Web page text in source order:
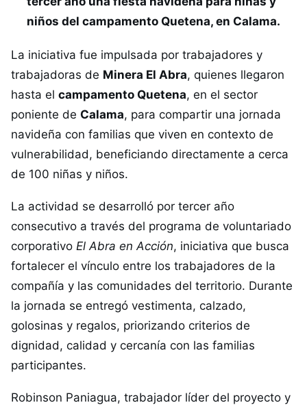
niños del campamento Quetena, en Calama.
La iniciativa fue impulsada por trabajadores y
trabajadoras de Minera El Abra, quienes llegaron
hasta el campamento Quetena, en el sector
poniente de Calama, para compartir una jornada
navideña con familias que viven en contexto de
vulnerabilidad, beneficiando directamente a cerca
de 100 niñas y niños.
La actividad se desarrolló por tercer año
consecutivo a través del programa de voluntariado
corporativo El Abra en Acción, iniciativa que busca
fortalecer el vínculo entre los trabajadores de la
compañía y las comunidades del territorio. Durante
la jornada se entregó vestimenta, calzado,
golosinas y regalos, priorizando criterios de
dignidad, calidad y cercanía con las familias
participantes.
Robinson Paniagua, trabajador líder del proyecto y